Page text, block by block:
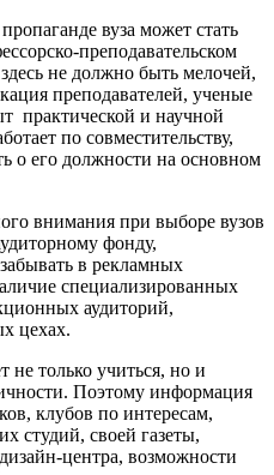
вуза может стать
преподавательском
не должно быть мелочей,
преподавателей, ученые
практической и научной
по совместительству,
о его должности на основном
внимания при выборе вузов
фонду,
в рекламных
специализированных
аудиторий,
цехах.
не только учиться, но и
Поэтому информация
клубов по интересам,
студий, своей газеты,
центра, возможности